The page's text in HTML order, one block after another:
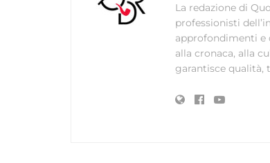
La redazione di
professionisti
approfondimenti e
alla cronaca, alla
garantisce qualità,